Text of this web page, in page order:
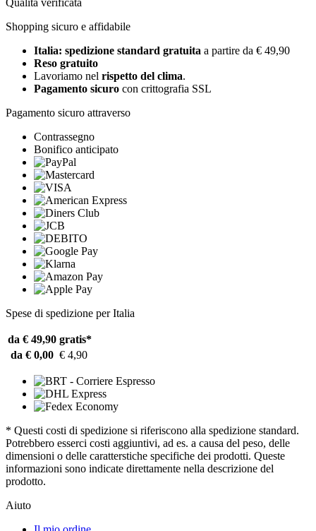
Qualità verificata
Shopping sicuro e affidabile
Italia: spedizione standard gratuita a partire da € 49,90
Reso gratuito
Lavoriamo nel rispetto del clima.
Pagamento sicuro con crittografia SSL
Pagamento sicuro attraverso
Contrassegno
Bonifico anticipato
Spese di spedizione per Italia
da € 49,90 gratis*
da € 0,00 € 4,90
* Questi costi di spedizione si riferiscono alla spedizione standard.
Potrebbero esserci costi aggiuntivi, ad es. a causa del peso, delle
dimensioni o delle caratterstiche specifiche dei prodotti. Queste
informazioni sono indicate direttamente nella descrizione del
prodotto.
Aiuto